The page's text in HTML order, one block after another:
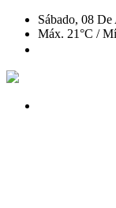
Sábado, 08
Máx. 21°C /